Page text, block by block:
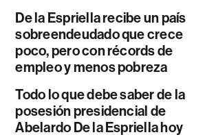
De la Espriella recibe un país
sobreendeudado que crece
poco, pero con récords de
empleo y menos pobreza
Todo lo que debe saber de la
posesión presidencial de
Abelardo De la Espriella hoy